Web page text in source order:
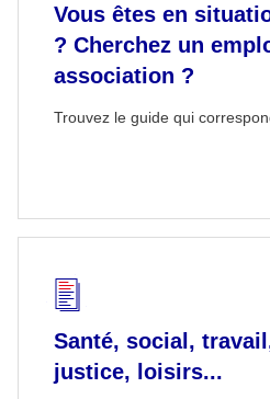
Vous êtes en
? Cherchez un
association ?
Trouvez le guide qui
Santé, social,
justice, loisirs...